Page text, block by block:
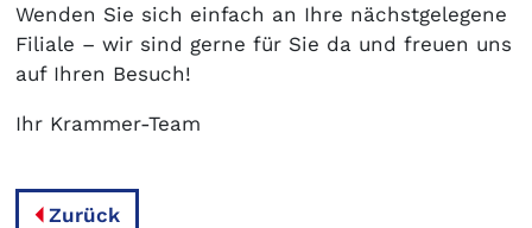
Wenden Sie sich einfach an Ihre nächstgelegene
Filiale – wir sind gerne für Sie da und freuen uns
auf Ihren Besuch!
Ihr Krammer-Team
Zurück